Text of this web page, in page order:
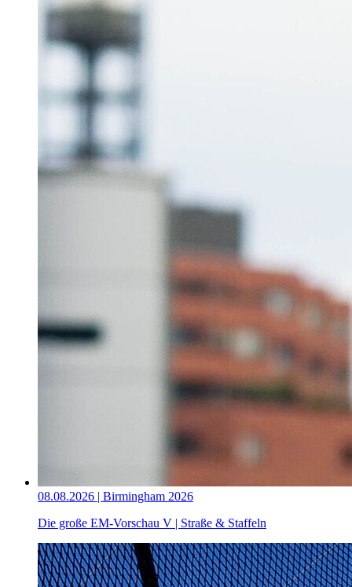
08.08.2026 | Birmingham 2026
Die große EM-Vorschau V | Straße & Staffeln